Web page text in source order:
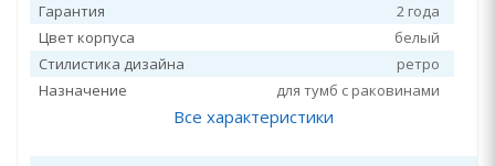
Гарантия
2 года
Цвет корпуса
белый
Стилистика дизайна
ретро
Назначение
для тумб с раковинами
Все характеристики